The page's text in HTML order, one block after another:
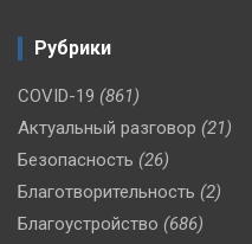
Рубрики
COVID-19 (861)
Актуальный разговор (21)
Безопасность (26)
Благотворительность (2)
Благоустройство (686)